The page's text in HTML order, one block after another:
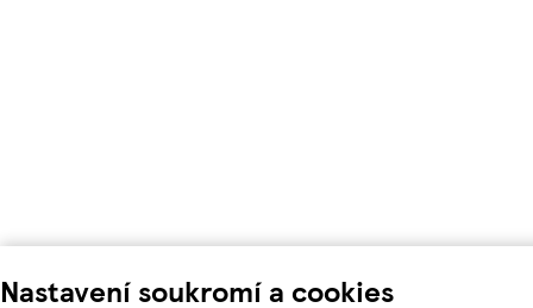
Nastavení soukromí a cookies